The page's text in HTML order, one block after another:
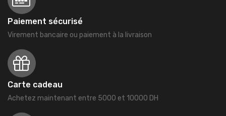
Paiement sécurisé
Virement bancaire ou paiement à la livraison
Carte cadeau
Achetez maintenant entre 5000 et 10000 DH